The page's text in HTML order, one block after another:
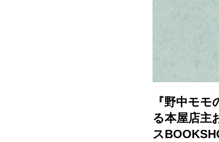
『野中モ
る本屋店主
ス